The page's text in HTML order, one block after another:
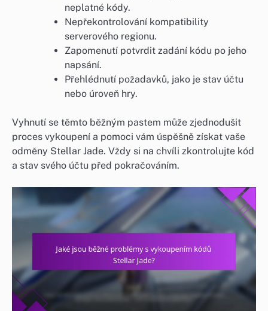
neplatné kódy.
Nepřekontrolování kompatibility
serverového regionu.
Zapomenutí potvrdit zadání kódu po jeho
napsání.
Přehlédnutí požadavků, jako je stav účtu
nebo úroveň hry.
Vyhnutí se těmto běžným pastem může zjednodušit
proces vykoupení a pomoci vám úspěšně získat vaše
odměny Stellar Jade. Vždy si na chvíli zkontrolujte kód
a stav svého účtu před pokračováním.